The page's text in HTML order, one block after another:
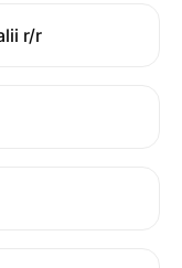
r/r